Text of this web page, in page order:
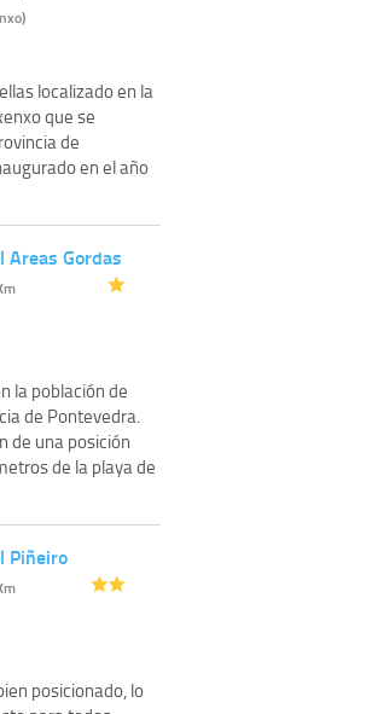
localizado en la
que se
de
en el año
Areas Gordas
la población de
de Pontevedra.
de una posición
de la playa de
Piñeiro
posicionado, lo